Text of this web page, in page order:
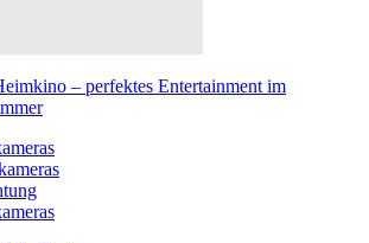
– perfektes Entertainment im